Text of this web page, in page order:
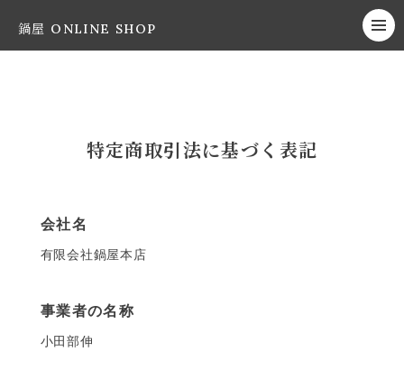
鍋屋 ONLINE SHOP
特定商取引法に基づく表記
会社名
有限会社鍋屋本店
事業者の名称
小田部伸